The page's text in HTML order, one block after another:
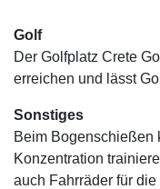
Golf
Der Golfplatz Crete
erreichen und lässt
Sonstiges
Beim Bogenschießen
Konzentration
auch Fahrräder für die